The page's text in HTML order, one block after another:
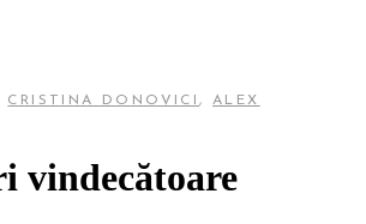
CRISTINA DONOVICI,ALEX
vindecătoare